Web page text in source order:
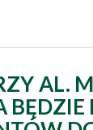
AL.
BĘDZIE